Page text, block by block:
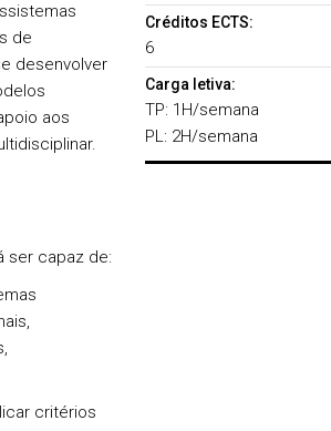
de
desenvolver
aos
ser capaz de:
critérios
Créditos ECTS:
6
Carga letiva:
TP: 1H/semana
PL: 2H/semana